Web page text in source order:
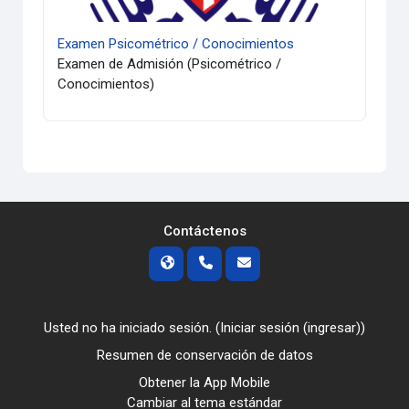
Examen Psicométrico / Conocimientos
Examen de Admisión (Psicométrico /
Conocimientos)
Contáctenos
Usted no ha iniciado sesión. (Iniciar sesión (ingresar))
Resumen de conservación de datos
Obtener la App Mobile
Cambiar al tema estándar